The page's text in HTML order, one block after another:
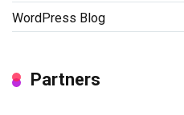
WordPress Blog
Partners